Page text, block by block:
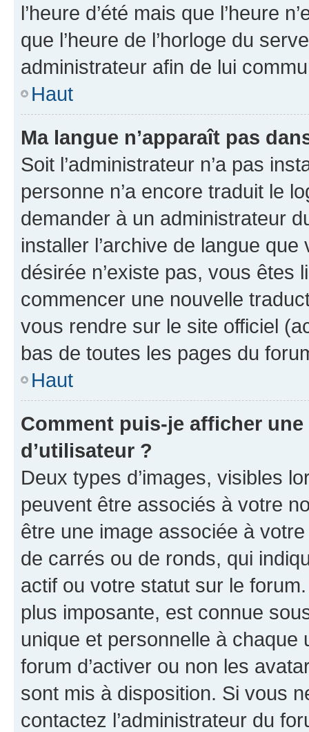
l’heure d’été mais que l’heure
que l’heure de l’horloge du
administrateur afin de lui
Haut
Ma langue n’apparaît pas
Soit l’administrateur n’a pas
personne n’a encore traduit le
demander à un administrateur
installer l’archive de langue
désirée n’existe pas, vous êtes
commencer une nouvelle
vous rendre sur le site officiel
bas de toutes les pages du
Haut
Comment puis-je afficher
d’utilisateur ?
Deux types d’images, visibles
peuvent être associés à votre
être une image associée à
de carrés ou de ronds, qui
actif ou votre statut sur le
plus imposante, est connue
unique et personnelle à chaque
forum d’activer ou non les
sont mis à disposition. Si vous
contactez l’administrateur du